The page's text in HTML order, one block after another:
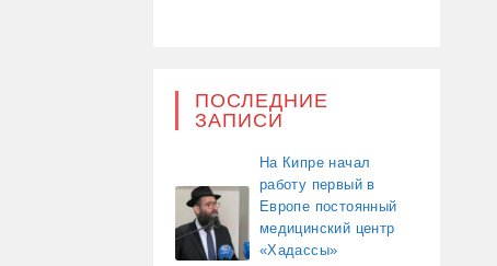
ПОСЛЕДНИЕ
ЗАПИСИ
На Кипре начал
работу первый в
Европе постоянный
медицинский центр
«Хадассы»